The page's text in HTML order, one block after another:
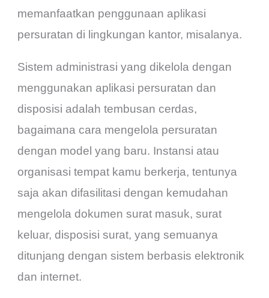
memanfaatkan penggunaan aplikasi
persuratan di lingkungan kantor, misalanya.
Sistem administrasi yang dikelola dengan
menggunakan aplikasi persuratan dan
disposisi adalah tembusan cerdas,
bagaimana cara mengelola persuratan
dengan model yang baru. Instansi atau
organisasi tempat kamu berkerja, tentunya
saja akan difasilitasi dengan kemudahan
mengelola dokumen surat masuk, surat
keluar, disposisi surat, yang semuanya
ditunjang dengan sistem berbasis elektronik
dan internet.